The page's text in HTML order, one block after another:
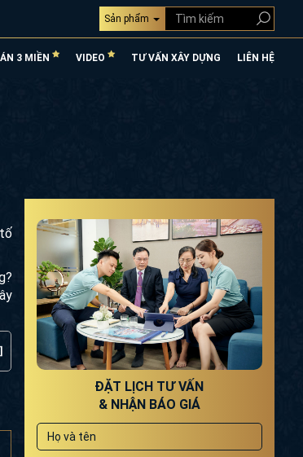
Sản phẩm
3 MIỀN VIDEO TƯ VẤN XÂY DỰNG LIÊN HỆ
]
ĐẶT LỊCH TƯ VẤN
& NHẬN BÁO GIÁ